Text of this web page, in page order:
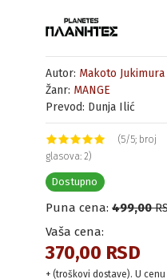
Autor: Makoto Jukimura
Žanr: MANGE
Prevod: Dunja Ilić
(5/5; broj
glasova: 2)
Dostupno
Puna cena: 499,00
Vaša cena:
370,00 RSD
+ (troškovi dostave). U cenu